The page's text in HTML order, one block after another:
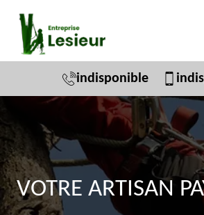
indisponible
VOTRE ARTISAN